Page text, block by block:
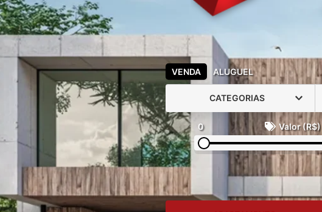
VENDA ALUGUEL
CATEGORIAS
0 Valor (R$)